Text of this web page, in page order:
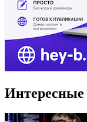
Интересные